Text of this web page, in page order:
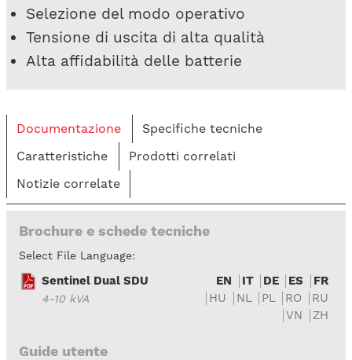
Selezione del modo operativo
Tensione di uscita di alta qualità
Alta affidabilità delle batterie
Documentazione
Specifiche tecniche
Caratteristiche
Prodotti correlati
Notizie correlate
Brochure e schede tecniche
Select File Language:
Sentinel Dual SDU
4-10 kVA
EN IT DE ES
FR
HU
NL PL RO
RU
VN
ZH
Guide utente